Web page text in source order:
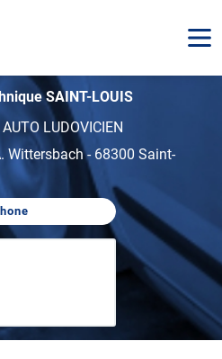
SAINT-LOUIS
LUDOVICIEN
Wittersbach- 68300 Saint-